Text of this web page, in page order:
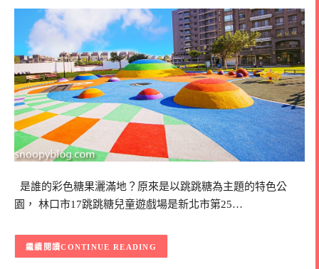
是誰的彩色糖果灑滿地？原來是以跳跳糖為主題的特色公
園， 林口市17跳跳糖兒童遊戲場是新北市第25…
CONTINUE READING